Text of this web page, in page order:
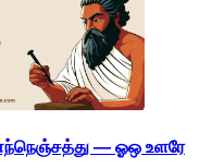
— ஓஒ உளரே